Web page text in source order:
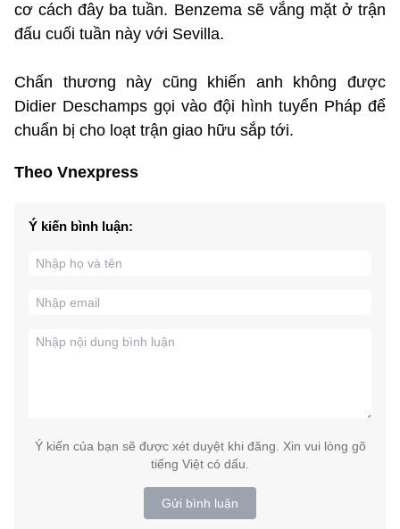
cơ cách đây ba tuần. Benzema sẽ vắng mặt ở trận
đấu cuối tuần này với Sevilla.
Chấn thương này cũng khiến anh không được
Didier Deschamps gọi vào đội hình tuyển Pháp để
chuẩn bị cho loạt trận giao hữu sắp tới.
Theo Vnexpress
Ý kiến bình luận:
Ý kiến của bạn sẽ được xét duyệt khi đăng. Xin vui lòng gõ
tiếng Việt có dấu.
Gửi bình luận